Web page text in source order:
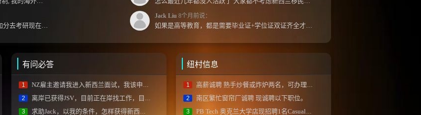
Jack Liu 8个月前说：
有问必答
1 NZ雇主邀请我进入新西兰面试，我该申请什么签证入境?
2 离岸已获得JSV，目前正在岸找工作，目标职位的“相关性”怎么判断？
3 求助Jack，以我的条件，怎样获得新西兰工签？
纽村信息
1 高薪诚聘 熟手炒餐或炸炉两名，可办理工签，...
2 南区繁忙窗帘厂诚聘 现诚聘以下职位。
3 PB Tech 奥克兰大学店现招聘1名Casual店员， 工作...